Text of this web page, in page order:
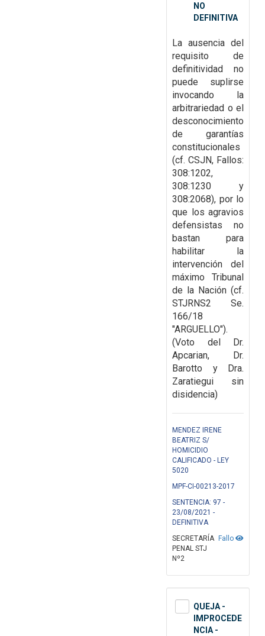
NO
DEFINITIVA
La ausencia del
requisito de
definitividad no
puede suplirse
invocando la
arbitrariedad o el
desconocimiento
de garantías
constitucionales
(cf. CSJN, Fallos:
308:1202,
308:1230 y
308:2068), por lo
que los agravios
defensistas no
bastan para
habilitar la
intervención del
máximo Tribunal
de la Nación (cf.
STJRNS2 Se.
166/18
"ARGUELLO").
(Voto del Dr.
Apcarian, Dr.
Barotto y Dra.
Zaratiegui sin
disidencia)
MENDEZ IRENE
BEATRIZ S/
HOMICIDIO
CALIFICADO - LEY
5020
MPF-CI-00213-2017
SENTENCIA: 97 -
23/08/2021 -
DEFINITIVA
Fallo
SECRETARÍA
PENAL STJ
Nº2
QUEJA -
IMPROCEDE
NCIA -